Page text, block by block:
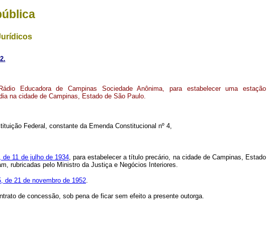
Educadora de Campinas Sociedade Anônima, para estabelecer uma estação
na cidade de Campinas, Estado de São Paulo.
Federal, constante da Emenda Constitucional nº 4,
de 11 de julho de 1934, para estabelecer a título precário, na cidade de Campinas, Estado
rubricadas pelo Ministro da Justiça e Negócios Interiores.
de 21 de novembro de 1952.
de concessão, sob pena de ficar sem efeito a presente outorga.